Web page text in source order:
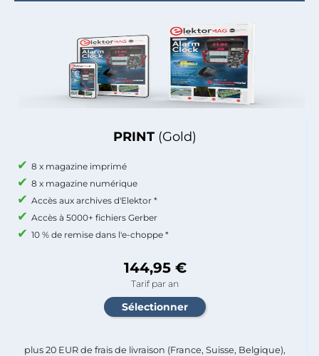
PRINT (Gold)
8 x magazine imprimé
8 x magazine numérique
Accès aux archives d'Elektor *
Accès à 5000+ fichiers Gerber
10 % de remise dans l'e-choppe *
144,95 €
Tarif par an
plus 20 EUR de frais de livraison (France, Suisse, Belgique),